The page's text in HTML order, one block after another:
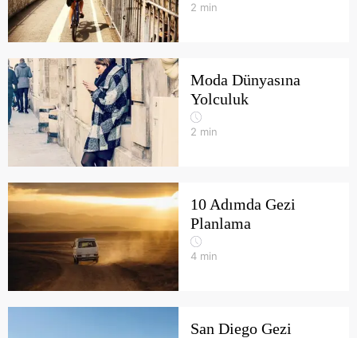
2 min
Moda Dünyasına
Yolculuk
2 min
10 Adımda Gezi
Planlama
4 min
San Diego Gezi